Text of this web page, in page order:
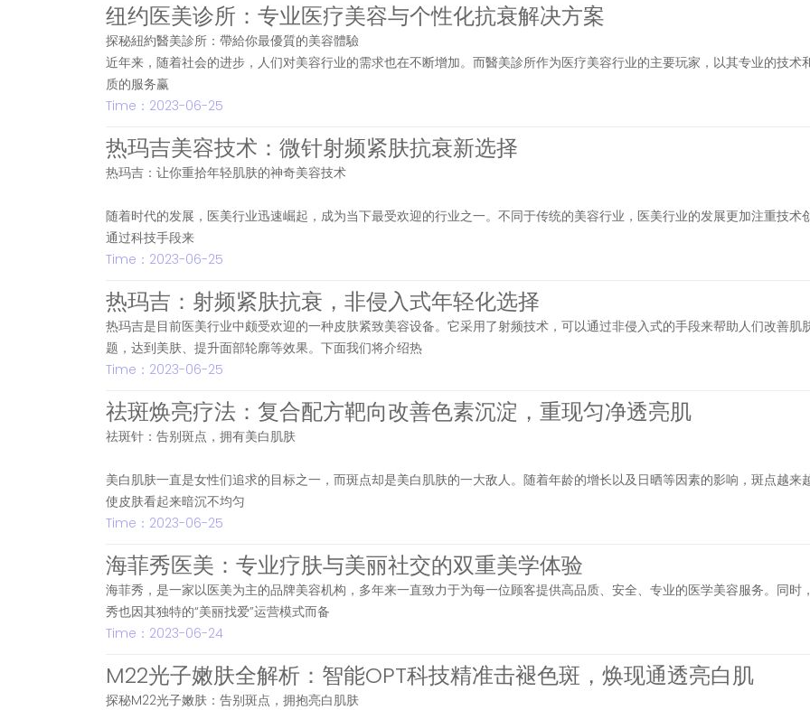
纽约医美诊所：专业医疗美容与个性化抗衰解决方案
探秘紐約醫美診所：帶給你最優質的美容體驗
近年来，随着社会的进步，人们对美容行业的需求也在不断增加。而醫美診所作为医疗美容行业的主要玩家，以其专业的技术
质的服务赢
Time：2023-06-25
热玛吉美容技术：微针射频紧肤抗衰新选择
热玛吉：让你重拾年轻肌肤的神奇美容技术
随着时代的发展，医美行业迅速崛起，成为当下最受欢迎的行业之一。不同于传统的美容行业，医美行业的发展更加注重技术
通过科技手段来
Time：2023-06-25
热玛吉：射频紧肤抗衰，非侵入式年轻化选择
热玛吉是目前医美行业中颇受欢迎的一种皮肤紧致美容设备。它采用了射频技术，可以通过非侵入式的手段来帮助人们改善肌
题，达到美肤、提升面部轮廓等效果。下面我们将介绍热
Time：2023-06-25
祛斑焕亮疗法：复合配方靶向改善色素沉淀，重现匀净透亮肌
祛斑针：告别斑点，拥有美白肌肤
美白肌肤一直是女性们追求的目标之一，而斑点却是美白肌肤的一大敌人。随着年龄的增长以及日晒等因素的影响，斑点越来
使皮肤看起来暗沉不均匀
Time：2023-06-25
海菲秀医美：专业疗肤与美丽社交的双重美学体验
海菲秀，是一家以医美为主的品牌美容机构，多年来一直致力于为每一位顾客提供高品质、安全、专业的医学美容服务。同时
秀也因其独特的“美丽找爱”运营模式而备
Time：2023-06-24
M22光子嫩肤全解析：智能OPT科技精准击褪色斑，焕现通透亮白肌
探秘M22光子嫩肤：告别斑点，拥抱亮白肌肤